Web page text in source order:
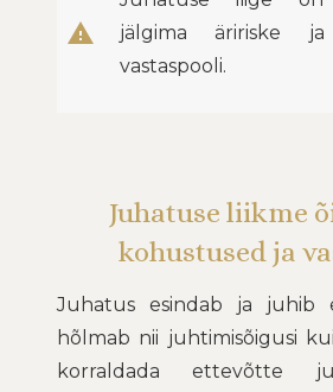
warning
jälgima äririske ja
vastaspooli.
Juhatuse liikme
kohustused ja
Juhatus esindab ja juhib
hõlmab nii juhtimisõigusi
korraldada ettevõtte